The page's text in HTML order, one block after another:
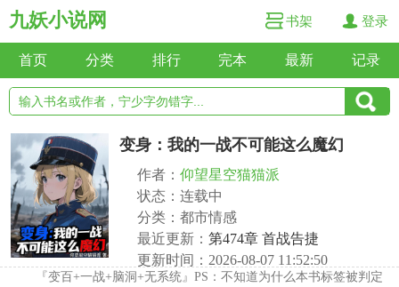
九妖小说网 书架 登录
首页 分类 排行 完本 最新 记录
变身：我的一战不可能这么魔幻
作者： 仰望星空猫猫派
状态：连载中
分类：都市情感
最近更新： 第474章 首战告捷
更新时间：2026-08-07 11:52:50
『变百+一战+脑洞+无系统』PS：不知道为什么本书标签被判定